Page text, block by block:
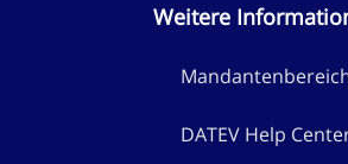
Weitere
DATEV Help